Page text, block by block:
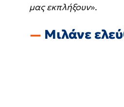
μας εκπλήξουν».
Μιλάνε